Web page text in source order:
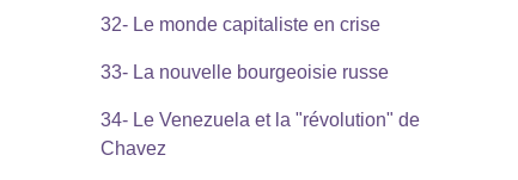
32- Le monde capitaliste en crise
33- La nouvelle bourgeoisie russe
34- Le Venezuela et la "révolution" de
Chavez